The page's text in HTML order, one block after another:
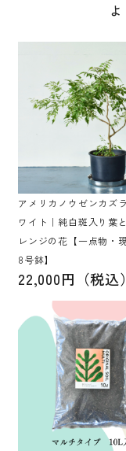
アメリカノウゼンカズ
ワイト｜純白斑入り葉
レンジの花【一点物・
8号鉢】
22,000円（税込）